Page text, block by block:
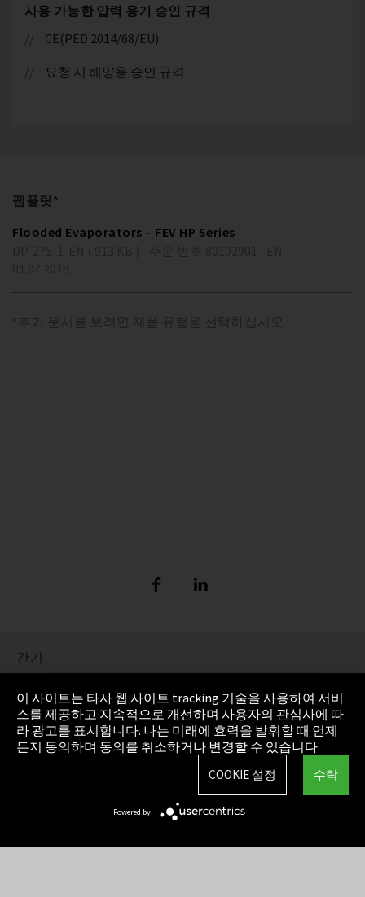
사용 가능한 압력 용기 승인 규격
CE(PED 2014/68/EU)
요청 시 해양용 승인 규격
팸플릿*
Flooded Evaporators – FEV HP Series
*추가 문서를 보려면 제품 유형을 선택하십시오.
간기
정보 보호
Cookie Settings
AGB(일반거래조건)
이 사이트는 타사 웹 사이트 tracking 기술을 사용하여 서비
스를 제공하고 지속적으로 개선하며 사용자의 관심사에 따
라 광고를 표시합니다. 나는 미래에 효력을 발휘할 때 언제
든지 동의하며 동의를 취소하거나 변경할 수 있습니다.
수락
COOKIE 설정
Powered by